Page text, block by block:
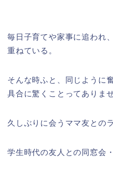
毎日子育てや家事に追われ
重ねている。
そんな時ふと、同じように
具合に驚くことってありま
久しぶりに会うママ友との
学生時代の友人との同窓会